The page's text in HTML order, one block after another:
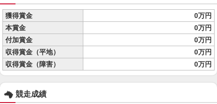
獲得賞金
0万円
本賞金
0万円
付加賞金
0万円
収得賞金（平地）
0万円
収得賞金（障害）
0万円
競走成績